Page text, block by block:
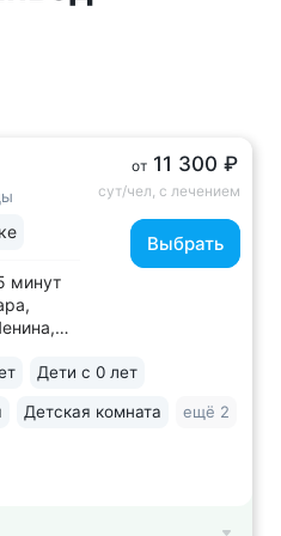
минут
от 11 300 ₽
сут/чел, с лечением
Выбрать
Дети с 0 лет
Детская комната ещё 2